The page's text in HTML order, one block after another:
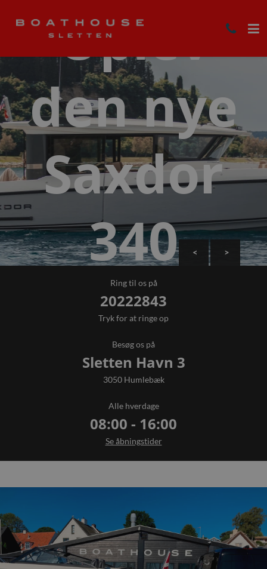
Oplev
den nye
Saxdor
340
GTWA
320GTO
< >
Ring til os på
20222843
Tryk for at ringe op
Besøg os på
Sletten Havn 3
3050 Humlebæk
Alle hverdage
08:00 - 16:00
Se åbningstider